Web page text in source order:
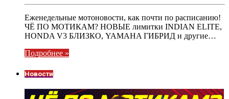
Еженедельные мотоновости, как почти по расписанию!
ЧЁ ПО МОТИКАМ? НОВЫЕ лимитки INDIAN ELITE,
HONDA V3 БЛИЗКО, YAMAHA ГИБРИД и другие…
Подробнее »
Новости